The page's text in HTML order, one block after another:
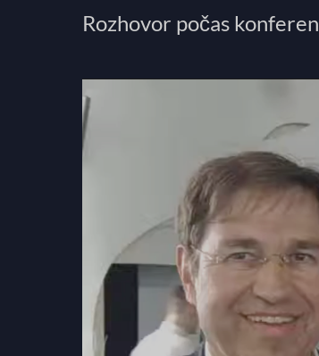
Rozhovor počas
Video
prehrávač